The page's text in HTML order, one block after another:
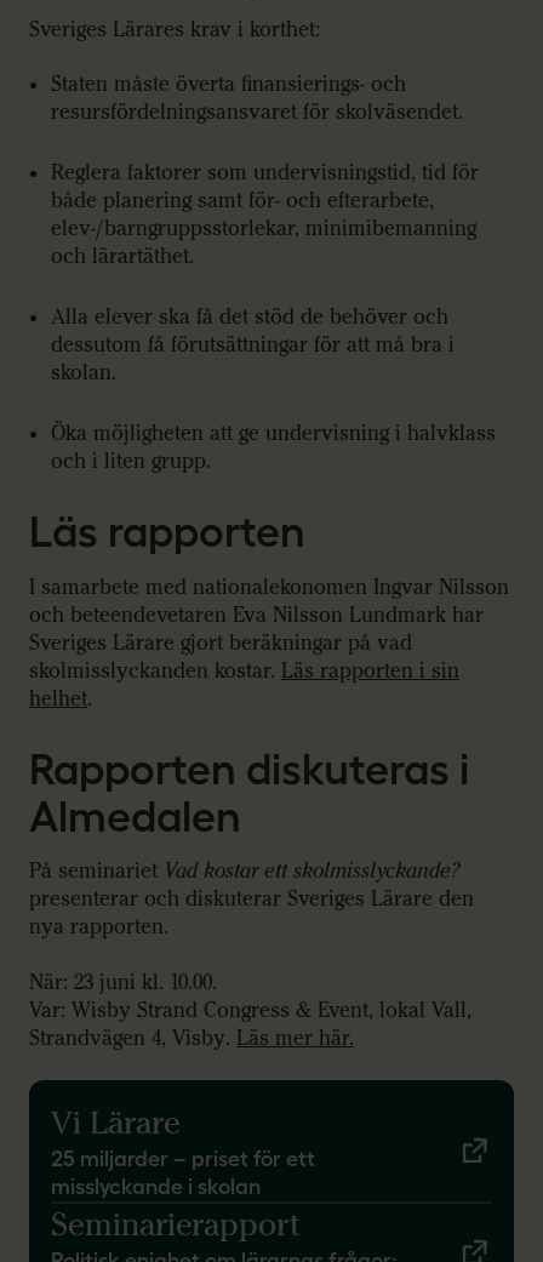
Sveriges Lärares krav i korthet:
Staten måste överta finansierings- och
resursfördelningsansvaret för skolväsendet.
Reglera faktorer som undervisningstid, tid för
både planering samt för- och efterarbete,
elev-/barngruppsstorlekar, minimibemanning
och lärartäthet.
Alla elever ska få det stöd de behöver och
dessutom få förutsättningar för att må bra i
skolan.
Öka möjligheten att ge undervisning i halvklass
och i liten grupp.
Läs rapporten
I samarbete med nationalekonomen Ingvar Nilsson
och beteendevetaren Eva Nilsson Lundmark har
Sveriges Lärare gjort beräkningar på vad
skolmisslyckanden kostar. Läs rapporten i sin
helhet.
Rapporten diskuteras i
Almedalen
På seminariet Vad kostar ett skolmisslyckande?
presenterar och diskuterar Sveriges Lärare den
nya rapporten.
När: 23 juni kl. 10.00.
Var: Wisby Strand Congress & Event, lokal Vall,
Strandvägen 4, Visby. Läs mer här.
Vi Lärare
25 miljarder – priset för ett
misslyckande i skolan
Seminarierapport